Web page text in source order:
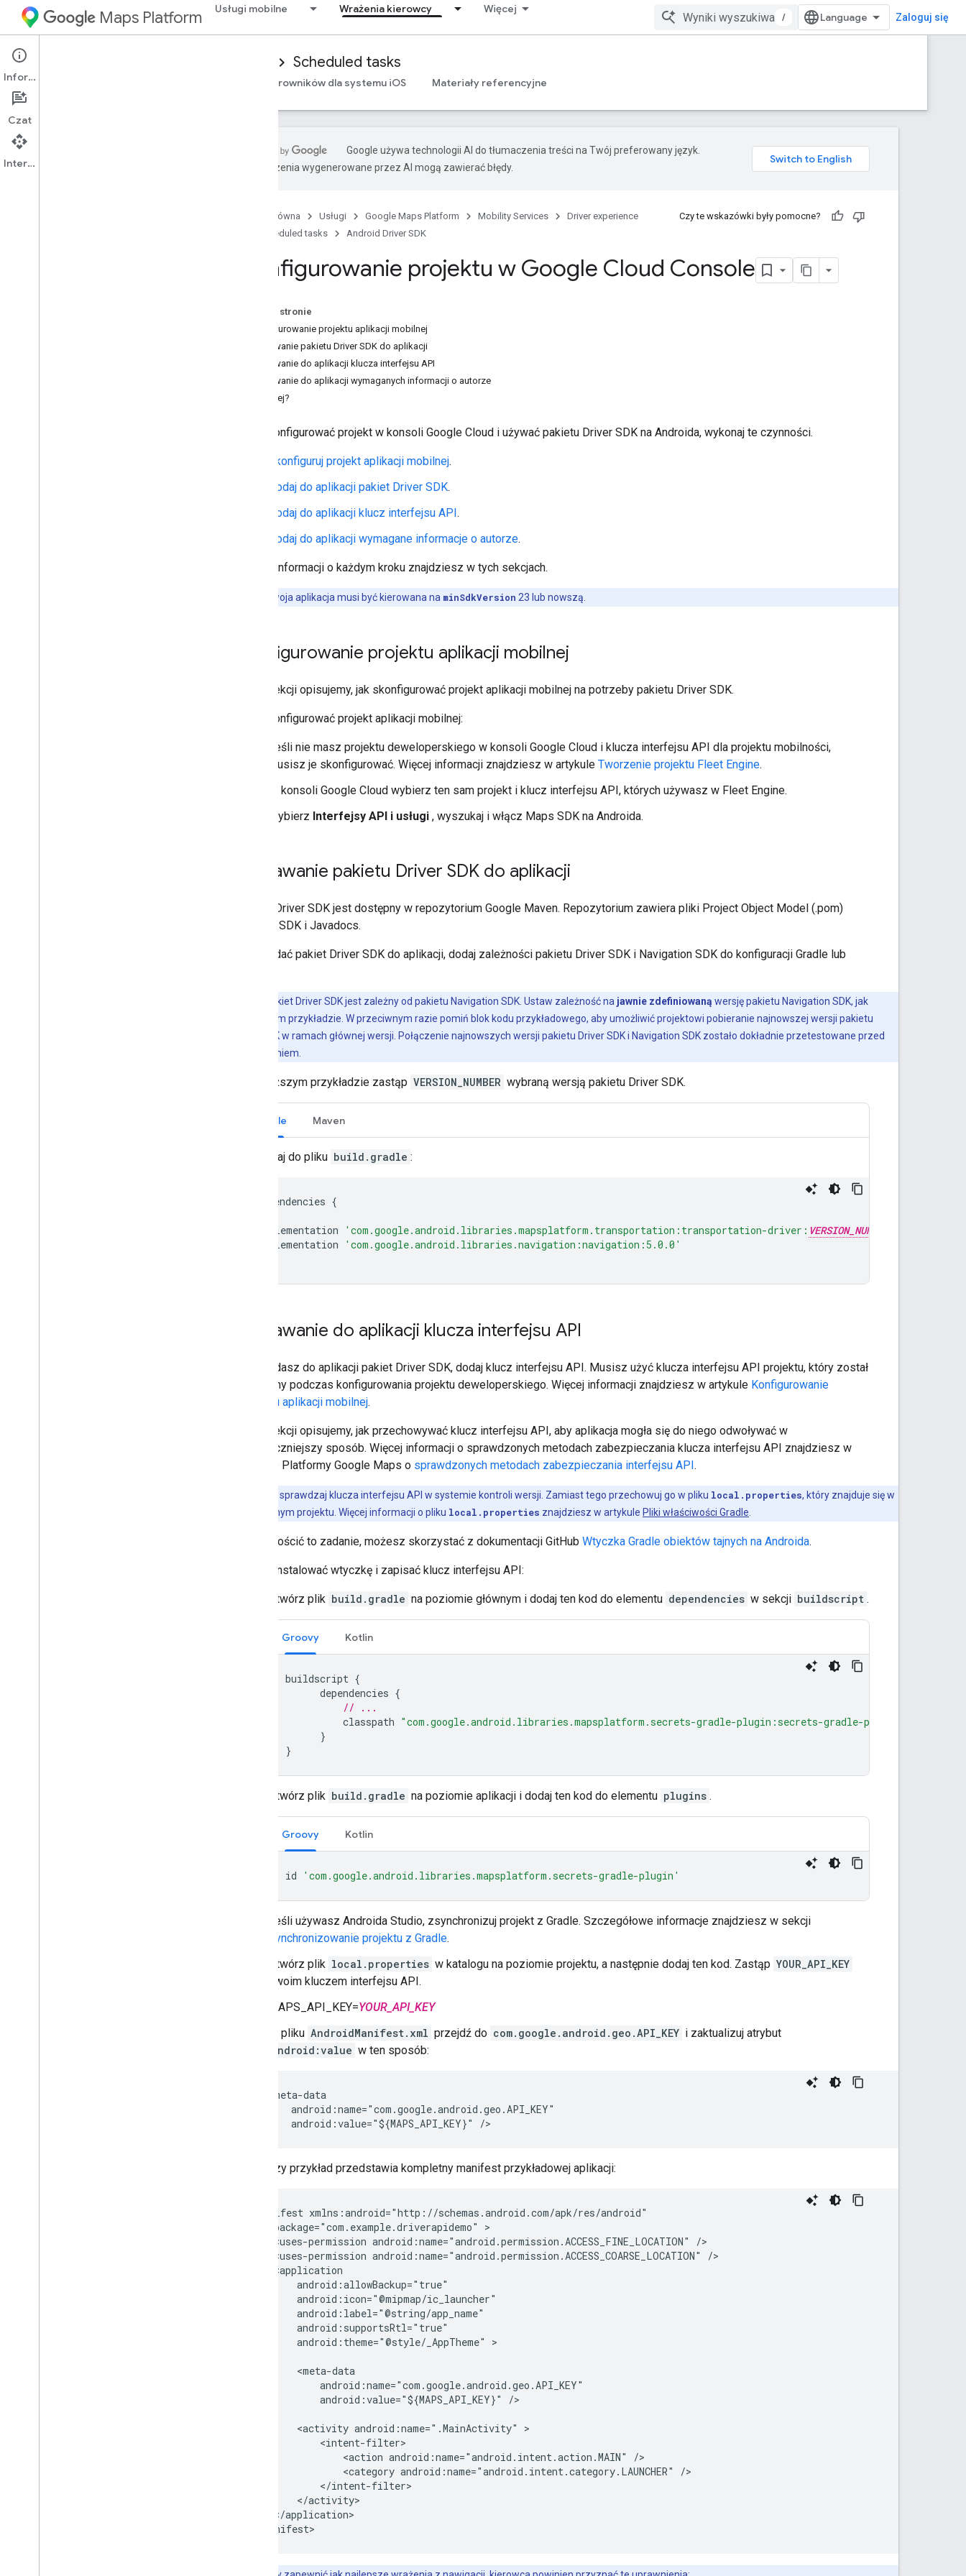
Maps Platform Usługi mobilne Wrażenia kierowcy Więcej
/ Zaloguj się
Mobility Services Scheduled tasks
Przegląd pakiet SDK sterowników dla systemu iOS Materiały referencyjne
Google używa technologii AI do tłumaczenia treści na Twój preferowany język.
Tłumaczenia wygenerowane przez AI mogą zawierać błędy.
Strona główna Usługi Google Maps Platform Mobility Services
Driver experience
Scheduled tasks
Android Driver SDK
Czy te wskazówki były pomocne?
Konfigurowanie projektu w Google Cloud Console
Na tej stronie
Konfigurowanie projektu aplikacji mobilnej
Dodawanie pakietu Driver SDK do aplikacji
Dodawanie do aplikacji klucza interfejsu API
Dodawanie do aplikacji wymaganych informacji o autorze
Co dalej?
Aby skonfigurować projekt w konsoli Google Cloud i używać pakietu Driver SDK na Androida, wykonaj te czynności.
Skonfiguruj projekt aplikacji mobilnej.
Dodaj do aplikacji pakiet Driver SDK.
Dodaj do aplikacji klucz interfejsu API.
Dodaj do aplikacji wymagane informacje o autorze.
Więcej informacji o każdym kroku znajdziesz w tych sekcjach.
Twoja aplikacja musi być kierowana na minSdkVersion 23 lub nowszą.
Konfigurowanie projektu aplikacji mobilnej
W tej sekcji opisujemy, jak skonfigurować projekt aplikacji mobilnej na potrzeby pakietu Driver SDK.
Aby skonfigurować projekt aplikacji mobilnej:
Jeśli nie masz projektu deweloperskiego w konsoli Google Cloud i klucza interfejsu API dla projektu mobilności,
musisz je skonfigurować. Więcej informacji znajdziesz w artykule Tworzenie projektu Fleet Engine.
W konsoli Google Cloud wybierz ten sam projekt i klucz interfejsu API, których używasz w Fleet Engine.
Wybierz Interfejsy API i usługi , wyszukaj i włącz Maps SDK na Androida.
Dodawanie pakietu Driver SDK do aplikacji
Pakiet Driver SDK jest dostępny w repozytorium Google Maven. Repozytorium zawiera pliki Project Object Model (.pom)
pakietu SDK i Javadocs.
Aby dodać pakiet Driver SDK do aplikacji, dodaj zależności pakietu Driver SDK i Navigation SDK do konfiguracji Gradle lub
pakiet Driver SDK jest zależny od pakietu Navigation SDK. Ustaw zależność na jawnie zdefiniowaną wersję pakietu Navigation SDK, jak
pokazano w tym przykładzie. W przeciwnym razie pomiń blok kodu przykładowego, aby umożliwić projektowi pobieranie najnowszej wersji pakietu
Navigation SDK w ramach głównej wersji. Połączenie najnowszych wersji pakietu Driver SDK i Navigation SDK zostało dokładnie przetestowane przed
ich udostępnieniem.
W poniższym przykładzie zastąp VERSION_NUMBER wybraną wersją pakietu Driver SDK.
Gradle Maven
Dodaj do pliku build.gradle :
dependencies {
implementation
'com.google.android.libraries.mapsplatform.transportation:transportation-driver: VERSION_NUMBER
implementation
'com.google.android.libraries.navigation:navigation:5.0.0'
Dodawanie do aplikacji klucza interfejsu API
Gdy dodasz do aplikacji pakiet Driver SDK, dodaj klucz interfejsu API. Musisz użyć klucza interfejsu API projektu, który został
uzyskany podczas konfigurowania projektu deweloperskiego. Więcej informacji znajdziesz w artykule Konfigurowanie
projektu aplikacji mobilnej.
W tej sekcji opisujemy, jak przechowywać klucz interfejsu API, aby aplikacja mogła się do niego odwoływać w
bezpieczniejszy sposób. Więcej informacji o sprawdzonych metodach zabezpieczania klucza interfejsu API znajdziesz w
artykule Platformy Google Maps o sprawdzonych metodach zabezpieczania interfejsu API.
nie sprawdzaj klucza interfejsu API w systemie kontroli wersji. Zamiast tego przechowuj go w pliku local.properties, który znajduje się w
katalogu głównym projektu. Więcej informacji o pliku local.properties znajdziesz w artykule Pliki właściwości Gradle
Aby uprościć to zadanie, możesz skorzystać z dokumentacji GitHub Wtyczka Gradle obiektów tajnych na Androida.
Aby zainstalować wtyczkę i zapisać klucz interfejsu API:
Otwórz plik build.gradle na poziomie głównym i dodaj ten kod do elementu dependencies w sekcji buildscript .
Groovy Kotlin
buildscript {
dependencies {
// ...
classpath "com.google.android.libraries.mapsplatform.secrets-gradle-plugin:secrets-gradle-plugin:2.0.0"
}
}
Otwórz plik build.gradle na poziomie aplikacji i dodaj ten kod do elementu plugins .
Groovy Kotlin
id 'com.google.android.libraries.mapsplatform.secrets-gradle-plugin'
Jeśli używasz Androida Studio, zsynchronizuj projekt z Gradle. Szczegółowe informacje znajdziesz w sekcji
Synchronizowanie projektu z Gradle.
Otwórz plik local.properties w katalogu na poziomie projektu, a następnie dodaj ten kod. Zastąp YOUR_API_KEY
swoim kluczem interfejsu API.
MAPS_API_KEY=YOUR_API_KEY
W pliku AndroidManifest.xml przejdź do com.google.android.geo.API_KEY i zaktualizuj atrybut
android:value w ten sposób:
       <meta-data
           android:name="com.google.android.geo.API_KEY"
Poniższy przykład przedstawia kompletny manifest przykładowej aplikacji:
    <manifest xmlns:android="http://schemas.android.com/apk/res/android"
        package="com.example.driverapidemo" >
        <uses-permission android:name="android.permission.ACCESS_FINE_LOCATION" />
        <uses-permission android:name="android.permission.ACCESS_COARSE_LOCATION" />
        <application
            android:allowBackup="true"
            android:icon="@mipmap/ic_launcher"
            android:label="@string/app_name"
            android:supportsRtl="true"
            android:theme="@style/_AppTheme" >
            <meta-data
                android:name="com.google.android.geo.API_KEY"
                android:value="${MAPS_API_KEY}" />
            <activity android:name=".MainActivity" >
                <intent-filter>
                    <action android:name="android.intent.action.MAIN" />
                    <category android:name="android.intent.category.LAUNCHER" />
                </intent-filter>
            </activity>
        </application>
Informacje
Czat
Interfejs API